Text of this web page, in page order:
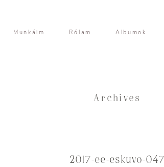
Munkáim Rólam Albumok
Archives
2017-ee-eskuvo-047